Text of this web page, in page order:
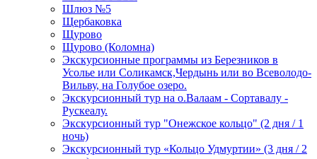
Шлюз №5
Щербаковка
Щурово
Щурово (Коломна)
Экскурсионные программы из Березников в
Усолье или Соликамск,Чердынь или во Всеволодо-
Вильву, на Голубое озеро.
Экскурсионный тур на о.Валаам - Сортавалу -
Рускеалу.
Экскурсионный тур "Онежское кольцо" (2 дня / 1
ночь)
Экскурсионный тур «Кольцо Удмуртии» (3 дня / 2